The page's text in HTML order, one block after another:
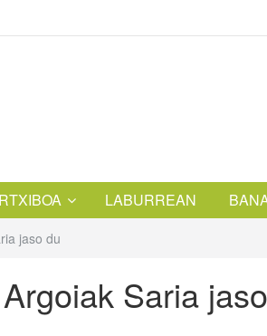
LABURREAN
jaso du
Saria